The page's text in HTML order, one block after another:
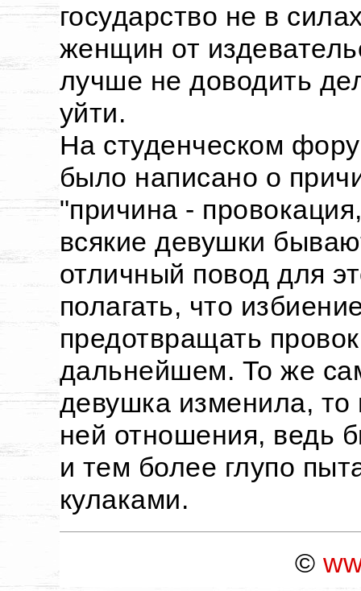
государство не в
женщин от
лучше не доводить
уйти.
На студенческом
было написано о
"причина -
всякие девушки
отличный повод для
полагать, что
предотвращать
дальнейшем. То же
девушка изменила, то
ней отношения, ведь
и тем более глупо
кулаками.
©